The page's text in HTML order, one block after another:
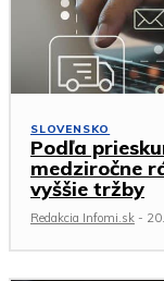
SLOVENSKO
Podľa
medziročne
vyššie tržby
Redakcia Infomi.sk -